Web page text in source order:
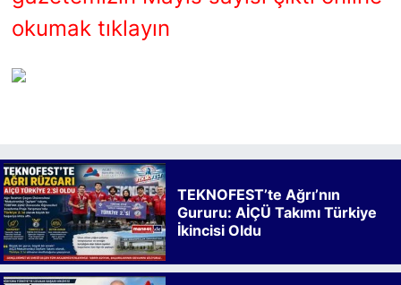
okumak tıklayın
TEKNOFEST’te Ağrı’nın
Gururu: AİÇÜ Takımı Türkiye
İkincisi Oldu